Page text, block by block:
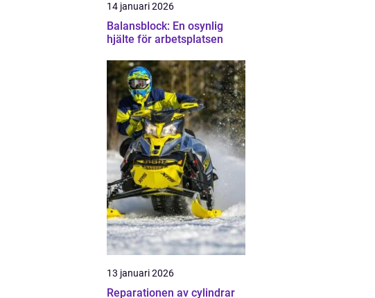
14 januari 2026
Balansblock: En osynlig
hjälte för arbetsplatsen
13 januari 2026
Reparationen av cylindrar